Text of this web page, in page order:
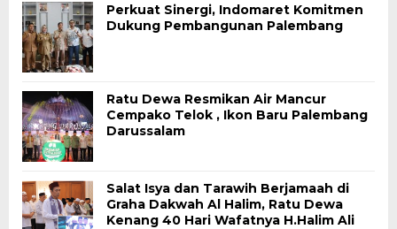
Perkuat Sinergi, Indomaret Komitmen
Dukung Pembangunan Palembang
Ratu Dewa Resmikan Air Mancur
Cempako Telok , Ikon Baru Palembang
Darussalam
Salat Isya dan Tarawih Berjamaah di
Graha Dakwah Al Halim, Ratu Dewa
Kenang 40 Hari Wafatnya H.Halim Ali